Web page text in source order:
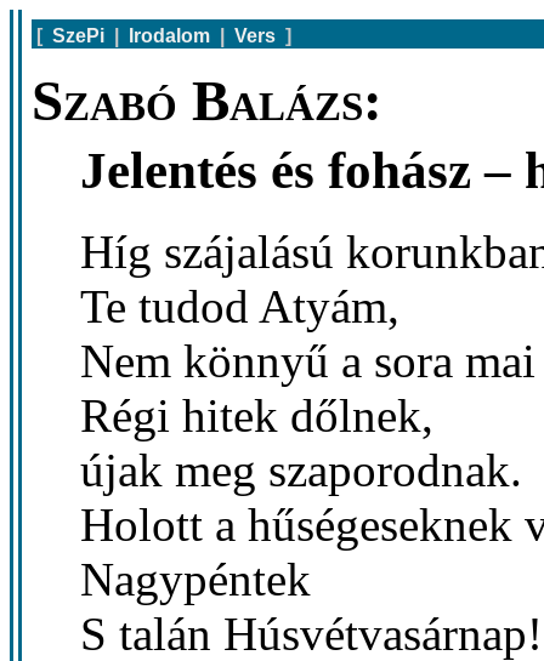
[ SzePi Irodalom Vers ]
Szabó Balázs:
Jelentés és fohász
Híg szájalású
Te tudod Atyám,
Nem könnyű a sora
Régi hitek dőlnek,
újak meg szaporodnak.
Holott a hűségeseknek
Nagypéntek
S talán Húsvétvasárnap!